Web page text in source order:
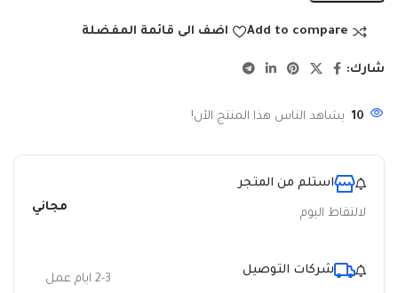
Add to compare اضف الى قائمة المفضلة
شارك:
10 يشاهد الناس هذا المنتج الآن!
استلم من المتجر
لالتقاط اليوم مجاني
شركات التوصيل
2-3 ايام عمل